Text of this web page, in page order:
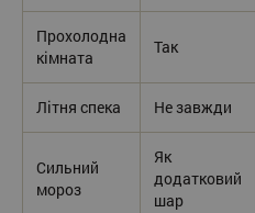
Прохолодна
кімната
Так
Літня спека Не завжди
Сильний
мороз
Як
додатковий
шар